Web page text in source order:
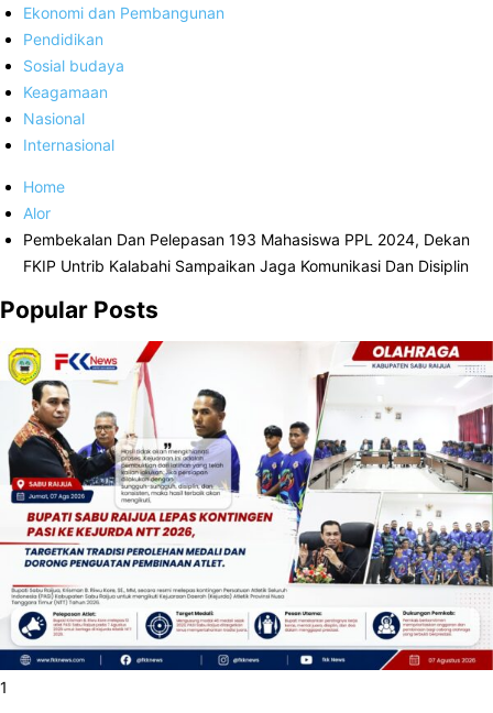
Ekonomi dan Pembangunan
Pendidikan
Sosial budaya
Keagamaan
Nasional
Internasional
Home
Alor
Pembekalan Dan Pelepasan 193 Mahasiswa PPL 2024, Dekan
FKIP Untrib Kalabahi Sampaikan Jaga Komunikasi Dan Disiplin
Popular Posts
1